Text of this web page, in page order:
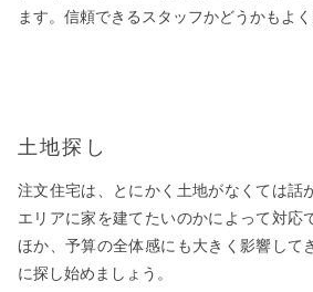
ます。信頼できるスタッフかどうかもよく
土地探し
注文住宅は、とにかく土地がなくては話
エリアに家を建てたいのかによって対応
ほか、予算の全体感にも大きく影響して
に探し始めましょう。